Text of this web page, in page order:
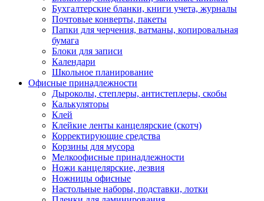
Бухгалтерские бланки, книги учета, журналы
Почтовые конверты, пакеты
Папки для черчения, ватманы, копировальная
бумага
Блоки для записи
Календари
Школьное планирование
Офисные принадлежности
Дыроколы, степлеры, антистеплеры, скобы
Калькуляторы
Клей
Клейкие ленты канцелярские (скотч)
Корректирующие средства
Корзины для мусора
Мелкоофисные принадлежности
Ножи канцелярские, лезвия
Ножницы офисные
Настольные наборы, подставки, лотки